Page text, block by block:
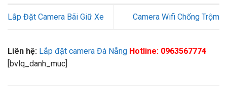
Lắp Đặt Camera Bãi Giữ Xe Camera Wifi Chống Trộm
Liên hệ: Lắp đặt camera Đà Nẵng Hotline: 0963567774
[bvlq_danh_muc]